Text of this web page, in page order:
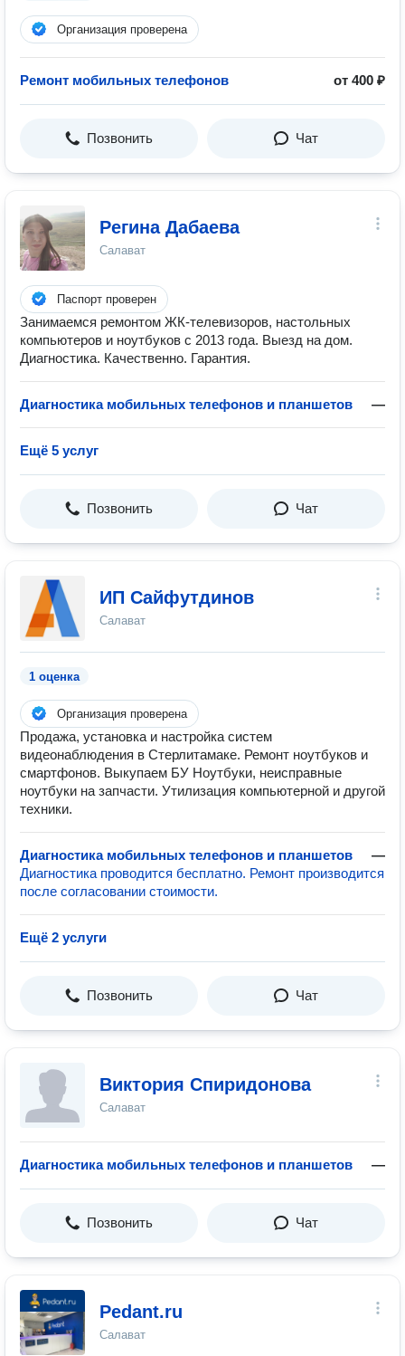
Организация проверена
Ремонт мобильных телефонов от 400 ₽
Позвонить Чат
Регина Дабаева
Салават
Паспорт проверен
Занимаемся ремонтом ЖК-телевизоров, настольных
компьютеров и ноутбуков с 2013 года. Выезд на дом.
Диагностика. Качественно. Гарантия.
Диагностика мобильных телефонов и планшетов —
Ещё 5 услуг
Позвонить Чат
ИП Сайфутдинов
Салават
1 оценка
Организация проверена
Продажа, установка и настройка систем
видеонаблюдения в Стерлитамаке. Ремонт ноутбуков и
смартфонов. Выкупаем БУ Ноутбуки, неисправные
ноутбуки на запчасти. Утилизация компьютерной и другой
техники.
Диагностика мобильных телефонов и планшетов
—
Диагностика проводится бесплатно. Ремонт производится
после согласовании стоимости.
Ещё 2 услуги
Позвонить Чат
Виктория Спиридонова
Салават
Диагностика мобильных телефонов и планшетов —
Позвонить Чат
Pedant.ru
Салават